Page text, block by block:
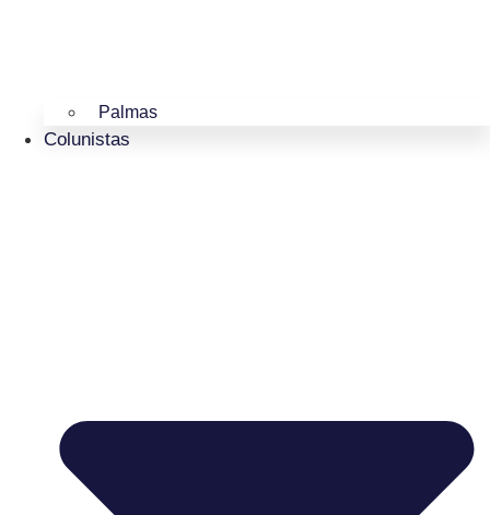
Palmas
Colunistas